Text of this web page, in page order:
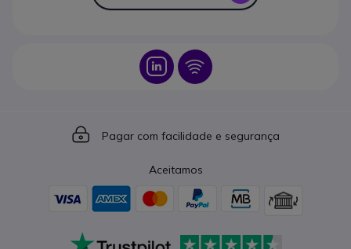
Icon Icon
Icon
Pagar com facilidade e segurança
Aceitamos